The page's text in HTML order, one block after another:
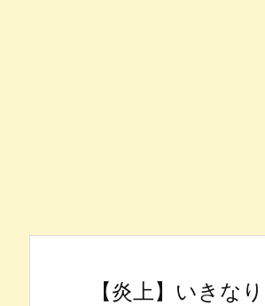
【炎上】いきな